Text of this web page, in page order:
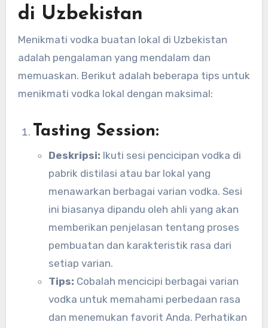
di Uzbekistan
Menikmati vodka buatan lokal di Uzbekistan
adalah pengalaman yang mendalam dan
memuaskan. Berikut adalah beberapa tips untuk
menikmati vodka lokal dengan maksimal:
Tasting Session:
Deskripsi: Ikuti sesi pencicipan vodka di
pabrik distilasi atau bar lokal yang
menawarkan berbagai varian vodka. Sesi
ini biasanya dipandu oleh ahli yang akan
memberikan penjelasan tentang proses
pembuatan dan karakteristik rasa dari
setiap varian.
Tips: Cobalah mencicipi berbagai varian
vodka untuk memahami perbedaan rasa
dan menemukan favorit Anda. Perhatikan